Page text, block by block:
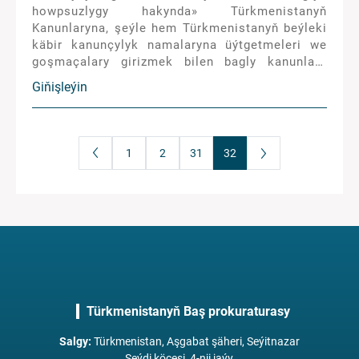
howpsuzlygy hakynda» Türkmenistanyň
Kanunlaryna, şeýle hem Türkmenistanyň beýleki
käbir kanunçylyk namalaryna üýtgetmeleri we
goşmaçalary girizmek bilen bagly kanunlara
seredilip, olar boýunça degişli kararlaryň kabul
edilendigini görkezmek bolar.
Giňişleýin
1 2 31 32
Türkmenistanyň Baş prokuraturasy
Salgy: Türkmenistan, Aşgabat şäheri, Seýitnazar